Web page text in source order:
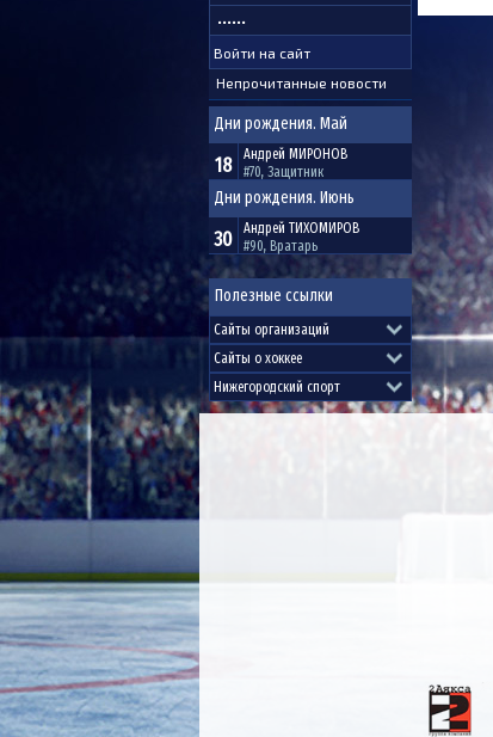
Непрочитанные новости
Дни рождения. Май
18 Андрей МИРОНОВ
#70, Защитник
Дни рождения. Июнь
30 Андрей ТИХОМИРОВ
#90, Вратарь
Полезные ссылки